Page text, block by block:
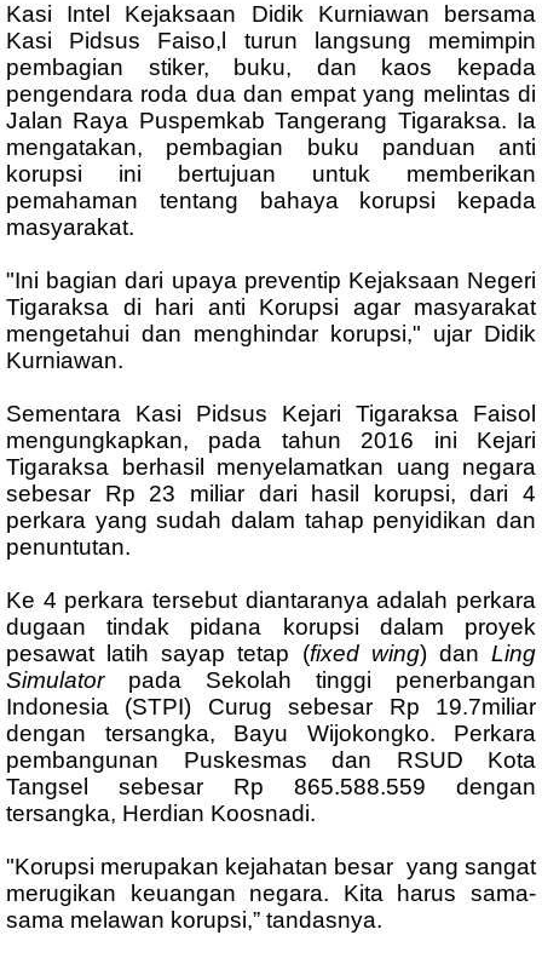
Kasi Intel Kejaksaan Didik Kurniawan bersama
Kasi Pidsus Faiso,l turun langsung memimpin
pembagian stiker, buku, dan kaos kepada
pengendara roda dua dan empat yang melintas di
Jalan Raya Puspemkab Tangerang Tigaraksa. Ia
mengatakan, pembagian buku panduan anti
korupsi ini bertujuan untuk memberikan
pemahaman tentang bahaya korupsi kepada
masyarakat.
"Ini bagian dari upaya preventip Kejaksaan Negeri
Tigaraksa di hari anti Korupsi agar masyarakat
mengetahui dan menghindar korupsi," ujar Didik
Kurniawan.
Sementara Kasi Pidsus Kejari Tigaraksa Faisol
mengungkapkan, pada tahun 2016 ini Kejari
Tigaraksa berhasil menyelamatkan uang negara
sebesar Rp 23 miliar dari hasil korupsi, dari 4
perkara yang sudah dalam tahap penyidikan dan
penuntutan.
Ke 4 perkara tersebut diantaranya adalah perkara
dugaan tindak pidana korupsi dalam proyek
pesawat latih sayap tetap (fixed wing) danLing
Simulatorpada Sekolah tinggi penerbangan
Indonesia (STPI) Curug sebesar Rp 19.7miliar
dengan tersangka, Bayu Wijokongko. Perkara
pembangunan Puskesmas dan RSUD Kota
Tangsel sebesar Rp 865.588.559 dengan
tersangka, Herdian Koosnadi.
"Korupsi merupakan kejahatan besar yang sangat
merugikan keuangan negara. Kita harus sama-
sama melawan korupsi,” tandasnya.